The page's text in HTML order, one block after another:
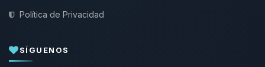
Política de Privacidad
SÍGUENOS